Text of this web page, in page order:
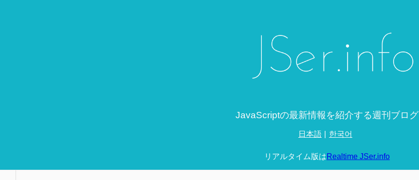
JavaScriptの最新情報を紹介する週刊ブログ
日本語 한국어
リアルタイム版はRealtime JSer.info